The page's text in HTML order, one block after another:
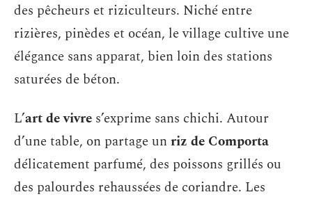
des pêcheurs et riziculteurs. Niché entre
rizières, pinèdes et océan, le village cultive une
élégance sans apparat, bien loin des stations
saturées de béton.
L’art de vivre s’exprime sans chichi. Autour
d’une table, on partage unriz de Comporta
délicatement parfumé, des poissons grillés ou
des palourdes rehaussées de coriandre. Les